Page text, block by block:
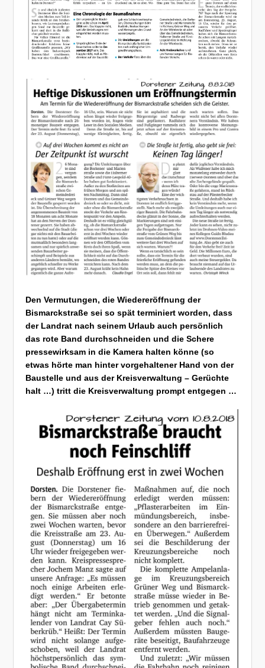
Den Vermutungen, die Wiedereröffnung der
Bismarckstraße sei so spät terminiert worden, dass
der Landrat nach seinem Urlaub auch persönlich
das rote Band durchschneiden und die Schere
pressewirksam in die Kamera halten könne (so
etwas hörte man hinter vorgehaltener Hand von der
Baustelle und aus der Kreisverwaltung – Gerüchte
halt …) tritt die Kreisverwaltung prompt entgegen …